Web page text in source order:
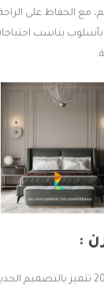
مع الحفاظ على
يناسب
لعام 2024 تتميز